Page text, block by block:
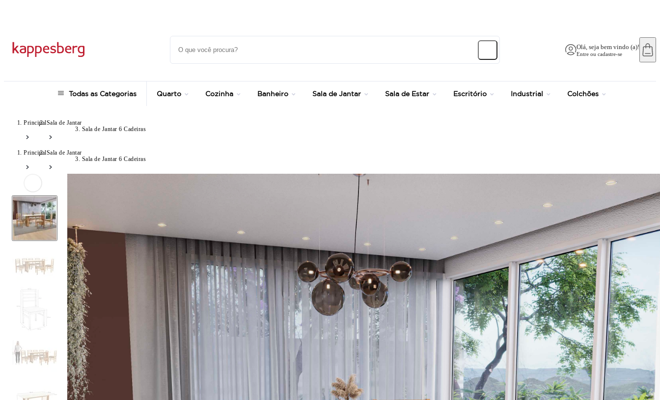
Olá, seja bem vindo (a)!
Entre ou cadastre-se
Todas as Categorias Quarto Cozinha Banheiro Sala de Jantar Sala de Estar Escritório Industrial Colchões
PrincipalSala de Jantar
Sala de Jantar 6 Cadeiras
PrincipalSala de Jantar
Sala de Jantar 6 Cadeiras